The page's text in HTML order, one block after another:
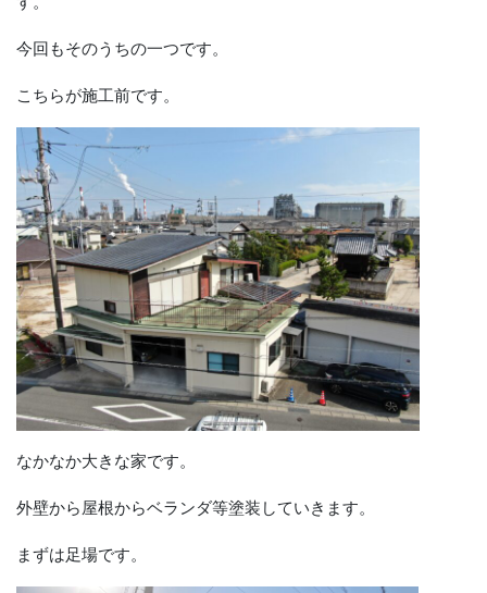
今回もそのうちの一つです。
こちらが施工前です。
なかなか大きな家です。
外壁から屋根からベランダ等塗装していきます。
まずは足場です。